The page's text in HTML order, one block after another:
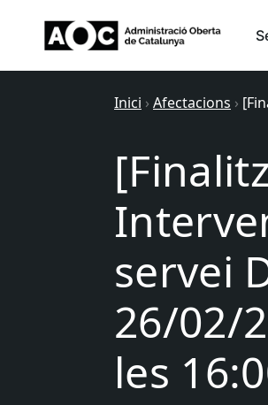
Inici › Afectacions ›
servei
26/02/
les